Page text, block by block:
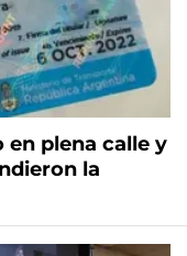
en plena calle y
la